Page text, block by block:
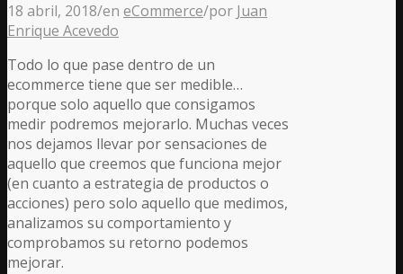
18 abril, 2018/en eCommerce/por Juan
Enrique Acevedo
Todo lo que pase dentro de un
ecommerce tiene que ser medible…
porque solo aquello que consigamos
medir podremos mejorarlo. Muchas veces
nos dejamos llevar por sensaciones de
aquello que creemos que funciona mejor
(en cuanto a estrategia de productos o
acciones) pero solo aquello que medimos,
analizamos su comportamiento y
comprobamos su retorno podemos
mejorar.